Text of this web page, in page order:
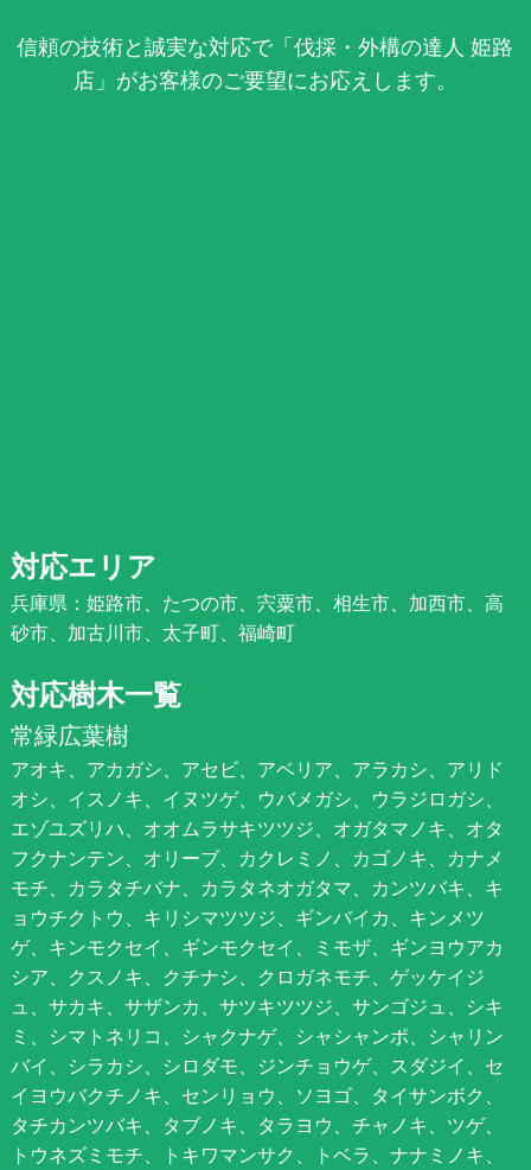
信頼の技術と誠実な対応で「伐採・外構の達人 姫路
店」がお客様のご要望にお応えします。
対応エリア
兵庫県：姫路市、たつの市、宍粟市、相生市、加西市、高
砂市、加古川市、太子町、福崎町
対応樹木一覧
常緑広葉樹
アオキ、アカガシ、アセビ、アベリア、アラカシ、アリド
オシ、イスノキ、イヌツゲ、ウバメガシ、ウラジロガシ、
エゾユズリハ、オオムラサキツツジ、オガタマノキ、オタ
フクナンテン、オリーブ、カクレミノ、カゴノキ、カナメ
モチ、カラタチバナ、カラタネオガタマ、カンツバキ、キ
ョウチクトウ、キリシマツツジ、ギンバイカ、キンメツ
ゲ、キンモクセイ、ギンモクセイ、ミモザ、ギンヨウアカ
シア、クスノキ、クチナシ、クロガネモチ、ゲッケイジ
ュ、サカキ、サザンカ、サツキツツジ、サンゴジュ、シキ
ミ、シマトネリコ、シャクナゲ、シャシャンポ、シャリン
バイ、シラカシ、シロダモ、ジンチョウゲ、スダジイ、セ
イヨウバクチノキ、センリョウ、ソヨゴ、タイサンボク、
タチカンツバキ、タブノキ、タラヨウ、チャノキ、ツゲ、
トウネズミモチ、トキワマンサク、トベラ、ナナミノキ、